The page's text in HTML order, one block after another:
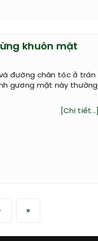
khuôn mặt
đường chân tóc ở trán
gương mặt này thường
[Chi tiết...]
»